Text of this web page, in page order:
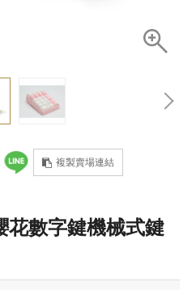
複製賣場連結
數字鍵機械式鍵